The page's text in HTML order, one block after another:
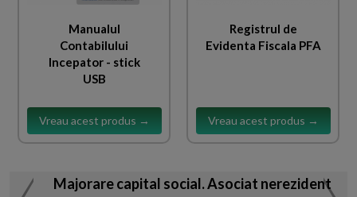
Manualul
Contabilului
Incepator - stick
USB
Vreau acest produs →
Registrul de
Evidenta Fiscala PFA
Vreau acest produs →
Majorare capital social. Asociat nerezident